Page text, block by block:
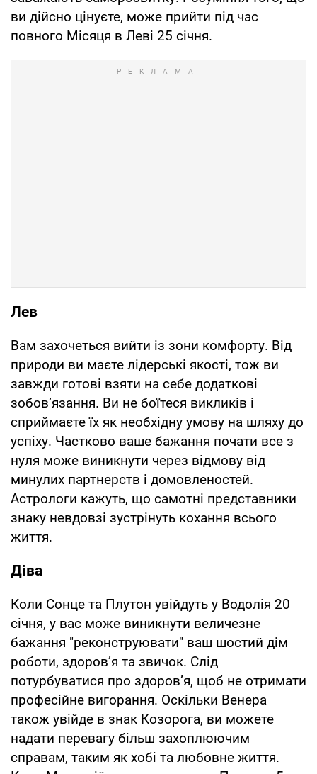
ви дійсно цінуєте, може прийти під час
повного Місяця в Леві 25 січня.
Лев
Вам захочеться вийти із зони комфорту. Від
природи ви маєте лідерські якості, тож ви
завжди готові взяти на себе додаткові
зобов’язання. Ви не боїтеся викликів і
сприймаєте їх як необхідну умову на шляху до
успіху. Частково ваше бажання почати все з
нуля може виникнути через відмову від
минулих партнерств і домовленостей.
Астрологи кажуть, що самотні представники
знаку невдовзі зустрінуть кохання всього
життя.
Діва
Коли Сонце та Плутон увійдуть у Водолія 20
січня, у вас може виникнути величезне
бажання "реконструювати" ваш шостий дім
роботи, здоров’я та звичок. Слід
потурбуватися про здоров’я, щоб не отримати
професійне вигорання. Оскільки Венера
також увійде в знак Козорога, ви можете
надати перевагу більш захоплюючим
справам, таким як хобі та любовне життя.